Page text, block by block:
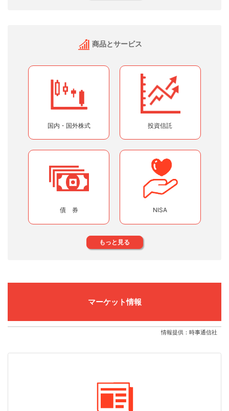
商品とサービス
国内・国外株式 投資信託
債 券 NISA
もっと見る
マーケット情報
情報提供：時事通信社